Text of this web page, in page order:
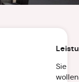
Sie
wollen